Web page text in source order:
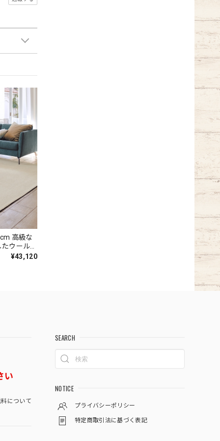
高級な
たウール
2種類のル
¥43,120
い
について
SEARCH
NOTICE
プライバシーポリシー
特定商取引法に基づく表記